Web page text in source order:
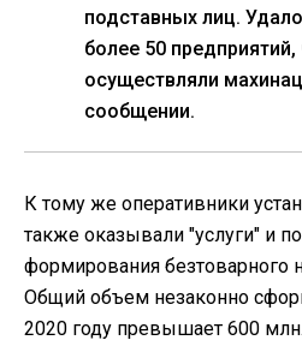
подставных лиц.
более 50
осуществляли
сообщении.
К тому же оперативники
также оказывали "услуги" и
формирования безтоварного
Общий объем незаконно
2020 году превышает 600